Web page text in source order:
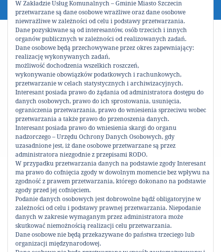
Komunikat organizacyjny
Podziel się!
W Zakładzie Usług Komunalnych – Gminie Miasto Szczecin
przetwarzane są dane osobowe wrażliwe oraz dane osobowe
niewrażliwe w zależności od celu i podstawy przetwarzania.
Dane pozyskiwane są od interesantów, osób trzecich i innych
organów publicznych w zależności od realizowanych zadań.
Dane osobowe będą przechowywane przez okres zapewniający:
realizację wykonywanych zadań,
możliwość dochodzenia wszelkich roszczeń,
wykonywanie obowiązków podatkowych i rachunkowych,
przetwarzanie w celach statystycznych i archiwizacyjnych.
Interesant posiada prawo do żądania od administratora dostępu do
danych osobowych, prawo do ich sprostowania, usunięcia,
ograniczenia przetwarzania, prawo do wniesienia sprzeciwu wobec
przetwarzania a także prawo do przenoszenia danych.
Interesant posiada prawo do wniesienia skargi do organu
nadzorczego – Urzędu Ochrony Danych Osobowych, gdy
uzasadnione jest, iż dane osobowe przetwarzane są przez
administratora niezgodnie z przepisami RODO.
W przypadku przetwarzania danych na podstawie zgody Interesant
ma prawo do cofnięcia zgody w dowolnym momencie bez wpływu na
zgodność z prawem przetwarzania, którego dokonano na podstawie
zgody przed jej cofnięciem.
Podanie danych osobowych jest dobrowolne bądź obligatoryjne w
zależności od celu i podstawy prawnej przetwarzania. Niepodanie
danych w zakresie wymaganym przez administratora może
skutkować niemożnością realizacji celu przetwarzania.
Dane osobowe nie będą przekazywane do państwa trzeciego lub
organizacji międzynarodowej.